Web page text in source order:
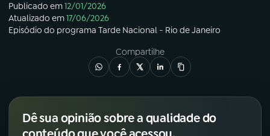
Publicado em12/01/2026
Atualizado em17/06/2026
Episódio do programa Tarde Nacional - Rio de Janeiro
Compartilhe
Dê sua opinião sobre a qualidade do